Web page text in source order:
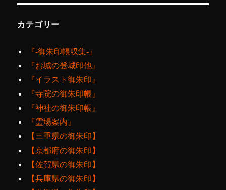
カテゴリー
『‐御朱印帳収集‐』
『お城の登城印他』
『イラスト御朱印』
『寺院の御朱印帳』
『神社の御朱印帳』
『霊場案内』
【三重県の御朱印】
【京都府の御朱印】
【佐賀県の御朱印】
【兵庫県の御朱印】